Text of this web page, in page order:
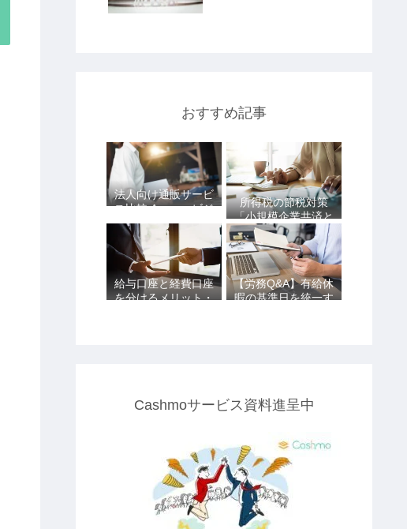
おすすめ記事
法人向け通販サービ
ス比較 Amazonビジ
ネスvsアスクルvsた
のめーる
所得税の節税対策
「小規模企業共済と
iDeCoは併用できま
す！」
給与口座と経費口座
を分けるメリット・
【労務Q&A】有給休
暇の基準日を統一す
Cashmoサービス資料進呈中